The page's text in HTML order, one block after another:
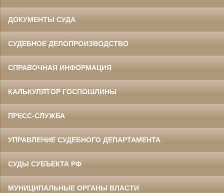
ДОКУМЕНТЫ СУДА
СУДЕБНОЕ ДЕЛОПРОИЗВОДСТВО
СПРАВОЧНАЯ ИНФОРМАЦИЯ
КАЛЬКУЛЯТОР ГОСПОШЛИНЫ
ПРЕСС-СЛУЖБА
УПРАВЛЕНИЕ СУДЕБНОГО ДЕПАРТАМЕНТА
СУДЫ СУБЪЕКТА РФ
МУНИЦИПАЛЬНЫЕ ОРГАНЫ ВЛАСТИ